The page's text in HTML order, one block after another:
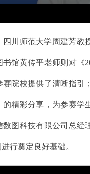
四川师范大学周建芳教
馆黄传平老师则对《
赛院校提供了清晰指
的精彩分享，为参赛
数图科技有限公司总
行奠定良好基础。